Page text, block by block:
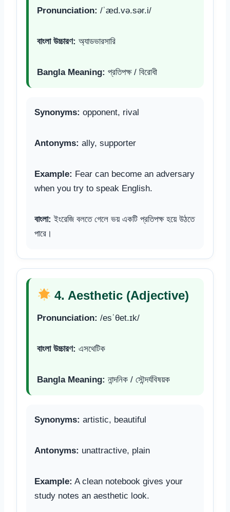
Pronunciation: /ˈæd.və.sər.i/
বাংলা উচ্চারণ: অ্যাডভারসারি
Bangla Meaning: প্রতিপক্ষ / বিরোধী
Synonyms: opponent, rival
Antonyms: ally, supporter
Example: Fear can become an adversary
when you try to speak English.
বাংলা: ইংরেজি বলতে গেলে ভয় একটি প্রতিপক্ষ হয়ে উঠতে
পারে।
4. Aesthetic (Adjective)
Pronunciation: /esˈθet.ɪk/
বাংলা উচ্চারণ: এসথেটিক
Bangla Meaning: নান্দনিক / সৌন্দর্যবিষয়ক
Synonyms: artistic, beautiful
Antonyms: unattractive, plain
Example: A clean notebook gives your
study notes an aesthetic look.